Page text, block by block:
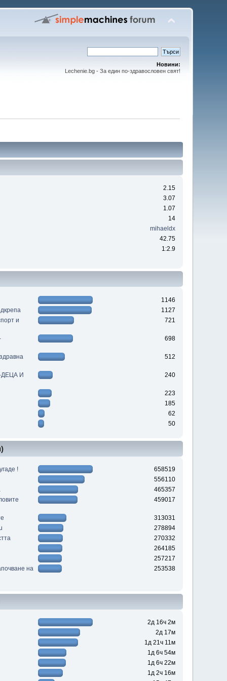
Новини:
Lechenie.bg - За един по-здравословен свят!
2.15
3.07
1.07
14
mihaeldx
42.75
1:2.9
1146
1127
и
721
698
512
ДЕЦА И 240
223
185
62
50
!
658519
556110
465357
459017
313031
278894
270332
264185
257217
на
253538
2д 16ч 2м
2д 17м
1д 21ч 11м
1д 6ч 54м
1д 6ч 22м
1д 2ч 16м